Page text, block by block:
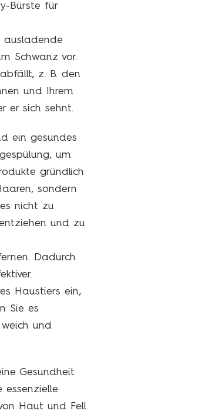
Bürste für
ausladende
Schwanz vor.
z. B. den
und Ihrem
er sich sehnt.
ein gesundes
um
gründlich
sondern
nicht zu
und zu
Dadurch
Haustiers ein,
Sie es
und
Gesundheit
essenzielle
Haut und Fell